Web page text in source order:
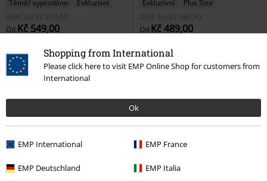
Shopping from International
Please click here to visit EMP Online Shop for customers from
International
Ok
EMP International EMP France
EMP Deutschland EMP Italia
Téměř vyprodáno
Exkluzivní
DMC Od Kč 899,00
Od Kč 549,00
Tričko
Exkluzivní
Plus Size
DMC Od Kč 489,99
Od Kč 489,00
Metal Unicorn